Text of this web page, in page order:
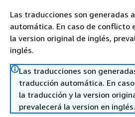
Las traducciones son generadas
automática. En caso de conflicto
la version original de inglés,
inglés.
Las traducciones son
traducción automática. En
la traducción y la version
prevalecerá la version en inglés.